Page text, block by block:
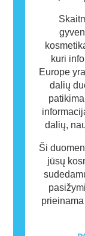
kuri
Europe
dalių
dalių,
Ši
jūsų